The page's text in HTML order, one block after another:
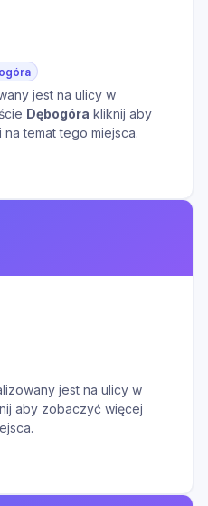
jest na ulicy w
Dębogóra kliknij aby
temat tego miejsca.
jest na ulicy w
aby zobaczyć więcej